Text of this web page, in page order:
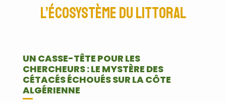
l’écosystème du littoral
UN CASSE-TÊTE POUR LES
CHERCHEURS : LE MYSTÈRE DES
CÉTACÉS ÉCHOUÉS SUR LA CÔTE
ALGÉRIENNE